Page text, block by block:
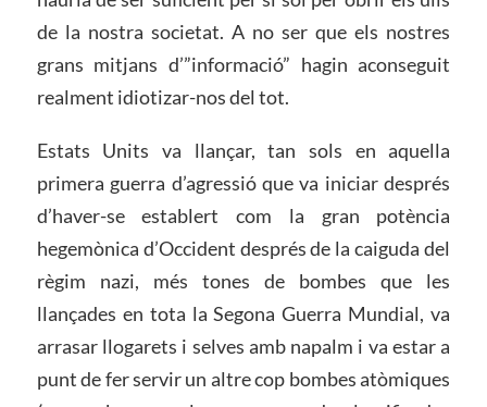
de la nostra societat. A no ser que els nostres
grans mitjans d’”informació” hagin aconseguit
realment idiotizar-nos del tot.
Estats Units va llançar, tan sols en aquella
primera guerra d’agressió que va iniciar després
d’haver-se establert com la gran potència
hegemònica d’Occident després de la caiguda del
règim nazi, més tones de bombes que les
llançades en tota la Segona Guerra Mundial, va
arrasar llogarets i selves amb napalm i va estar a
punt de fer servir un altre cop bombes atòmiques